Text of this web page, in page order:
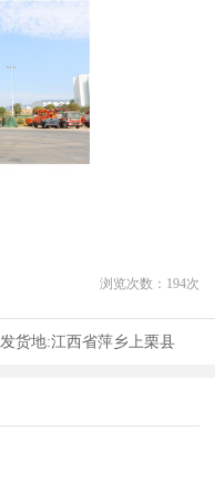
浏览次数： 194次
发货地:江西省萍乡上栗县